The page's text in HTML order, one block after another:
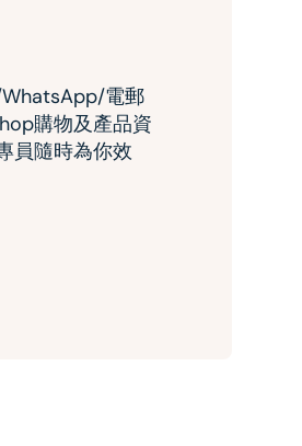
電郵
購物及產品資
員隨時為你效